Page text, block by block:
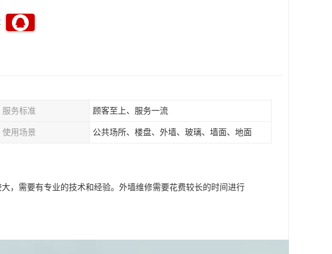
服务标准 顾客至上、服务一流
使用场景 公共场所、楼盘、外墙、玻璃、墙面、地面
，需要有专业的技术和经验。外墙维修需要花费较长的时间进行